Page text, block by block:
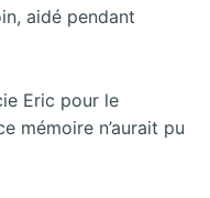
aidé pendant
Eric pour le
mémoire n’aurait pu